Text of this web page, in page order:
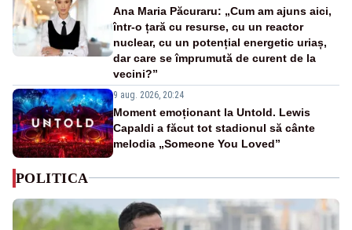
Ana Maria Păcuraru: „Cum am ajuns aici,
într-o țară cu resurse, cu un reactor
nuclear, cu un potențial energetic uriaș,
dar care se împrumută de curent de la
vecini?”
9 aug. 2026, 20:24
Moment emoționant la Untold. Lewis
Capaldi a făcut tot stadionul să cânte
melodia „Someone You Loved”
POLITICA